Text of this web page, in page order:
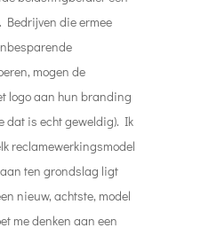
Bedrijven die ermee
mogen de
logo aan hun branding
dat is echt geweldig). Ik
reclamewerkingsmodel
ten grondslag ligt
nieuw, achtste, model
me denken aan een